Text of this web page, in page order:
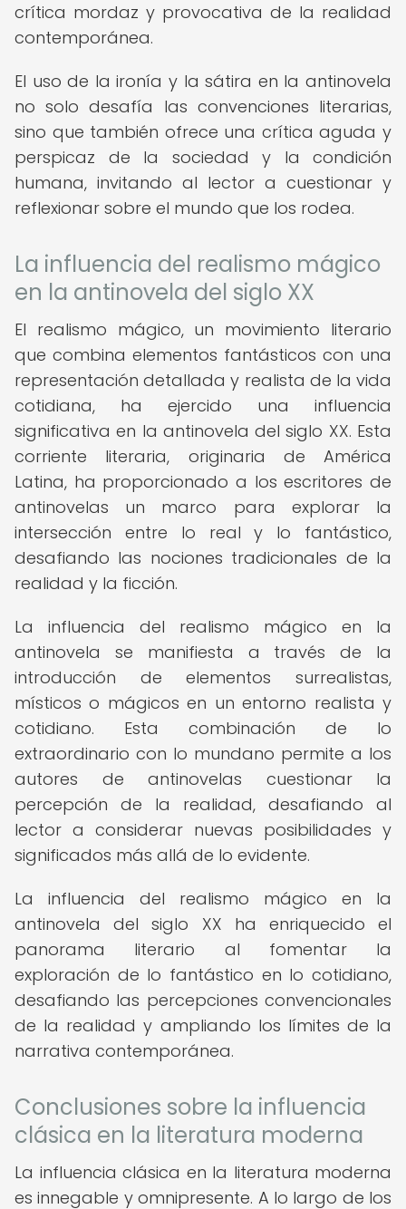
crítica mordaz y provocativa de la realidad
contemporánea.
El uso de la ironía y la sátira en la antinovela
no solo desafía las convenciones literarias,
sino que también ofrece una crítica aguda y
perspicaz de la sociedad y la condición
humana, invitando al lector a cuestionar y
reflexionar sobre el mundo que los rodea.
La influencia del realismo mágico
en la antinovela del siglo XX
El realismo mágico, un movimiento literario
que combina elementos fantásticos con una
representación detallada y realista de la vida
cotidiana, ha ejercido una influencia
significativa en la antinovela del siglo XX. Esta
corriente literaria, originaria de América
Latina, ha proporcionado a los escritores de
antinovelas un marco para explorar la
intersección entre lo real y lo fantástico,
desafiando las nociones tradicionales de la
realidad y la ficción.
La influencia del realismo mágico en la
antinovela se manifiesta a través de la
introducción de elementos surrealistas,
místicos o mágicos en un entorno realista y
cotidiano. Esta combinación de lo
extraordinario con lo mundano permite a los
autores de antinovelas cuestionar la
percepción de la realidad, desafiando al
lector a considerar nuevas posibilidades y
significados más allá de lo evidente.
La influencia del realismo mágico en la
antinovela del siglo XX ha enriquecido el
panorama literario al fomentar la
exploración de lo fantástico en lo cotidiano,
desafiando las percepciones convencionales
de la realidad y ampliando los límites de la
narrativa contemporánea.
Conclusiones sobre la influencia
clásica en la literatura moderna
La influencia clásica en la literatura moderna
es innegable y omnipresente. A lo largo de los